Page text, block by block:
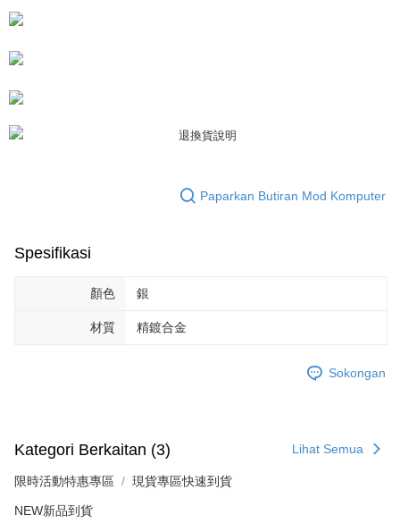
1. Jumlah yang diperakui untuk pengguna kali pertama boleh sehingga
keputusan pensijilan dan semakan oleh AFTEE.
2. Amaun perbelanjaan minimum mestilah lebih besar daripada NT$20.
Taiwan, Inc. dan AFTEE akan membuat bil kepada pengguna. AFTEE
akan menggunakan data peribadi yang dikumpul (termasuk nama
Data Peribadi, Pemprosesan, Penggunaan"
Jumlah yang diperakui untuk pengguna kali pertama yang lulus
pembayaran dalam tempoh tersebut, yuran pembayaran lewat sebanyak
mendapatkan kebenaran daripada ibu bapa atau penjaga yang sah
penggunaan pada data peribadi. Jika anda tidak bersetuju dengan data
peribadi yang disenaraikan seperti di atas akan dikumpul dan digunakan
oleh AFTEE, sila jangan gunakan perkhidmatan ini.
Paparkan Butiran Mod Komputer
Spesifikasi
顏色 銀
材質 精鍍合金
Sokongan
Kategori Berkaitan (3) Lihat Semua
限時活動特惠專區 現貨專區快速到貨
NEW新品到貨